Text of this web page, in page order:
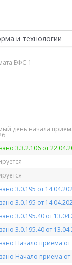
и технологии
ЕФС-1
день начала
3.3.2.106 от
3.0.195 от
3.0.195 от
3.0.195.40 от
3.0.195.40 от
Начало приема от
Начало приема от